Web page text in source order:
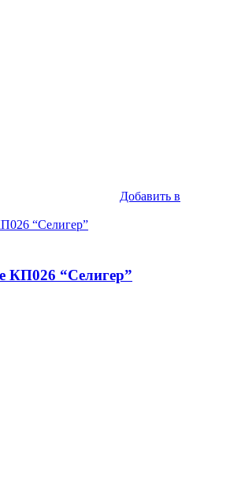
Добавить в
КП026 “Селигер”